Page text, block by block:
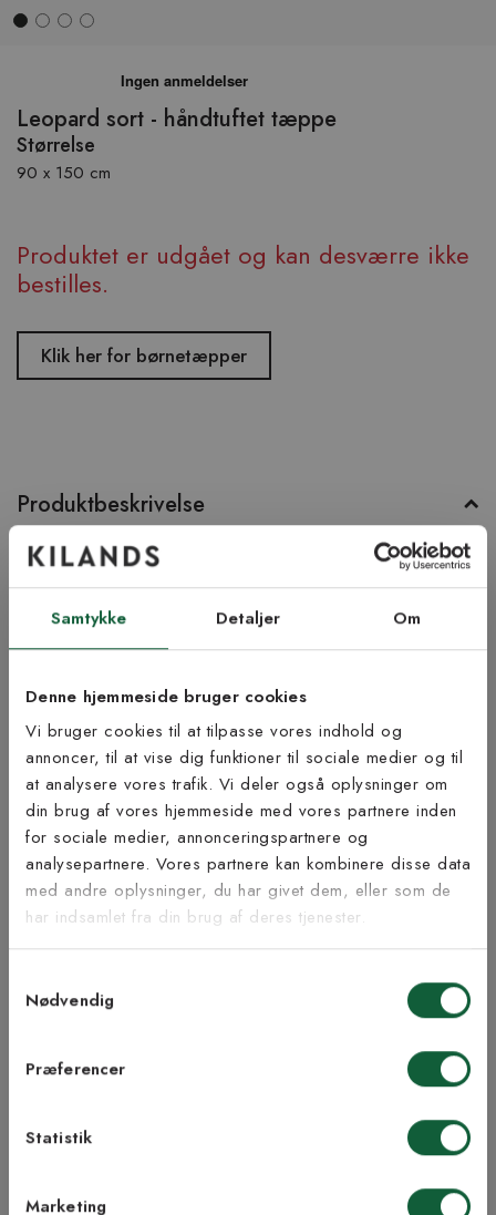
Samtykke Detaljer Om
Denne hjemmeside bruger cookies
Vi bruger cookies til at tilpasse vores indhold og
annoncer, til at vise dig funktioner til sociale medier og til
at analysere vores trafik. Vi deler også oplysninger om
din brug af vores hjemmeside med vores partnere inden
for sociale medier, annonceringspartnere og
analysepartnere. Vores partnere kan kombinere disse data
med andre oplysninger, du har givet dem, eller som de
har indsamlet fra din brug af deres tjenester.
Nødvendig
Præferencer
Statistik
Marketing
Leopard sort - håndtuftet tæppe
Størrelse
90 x 150 cm
Produktet er udgået og kan desværre ikke
bestilles.
Klik her for børnetæpper
begyndelsen
af
billedgalleriet
Produktbeskrivelse
Bear er et håndtuftet tæppe fra Classic Collection. Det er lavet af
tyk uld, som gør det praktisk og holdbart. Form og design er
indretningsdetalje i dit hjem og passer lige så godt til at placere
foran pejsen som i børneværelset.
Produktinformation
Bæredygtighed
Inspiration fra @kilandsofficial
Tilmeld dig vores
nyhedsbrev
Vær blandt de første til at modtage vores tilbud,
tips og nyheder.
modtage nyhedsbreve fra Kilands